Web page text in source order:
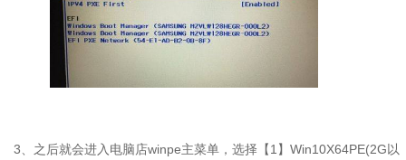
3 、之后就会进入电脑店winpe主菜单，选择【1 】 Win10X64PE(2G以